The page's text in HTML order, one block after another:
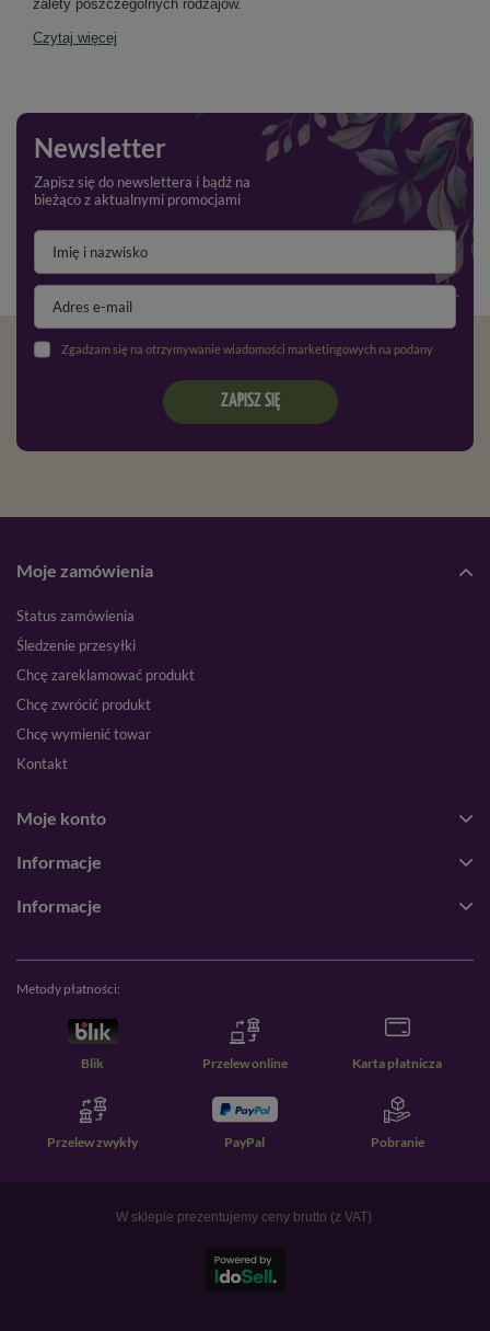
zalety poszczególnych rodzajów.
Czytaj więcej
Newsletter
Zapisz się do newslettera i bądź na
bieżąco z aktualnymi promocjami
Zgadzam się na otrzymywanie wiadomości marketingowych na podany adres e-mail oraz przetwarzanie danych osobowych zgodnie z
ZAPISZ SIĘ
Moje zamówienia
Status zamówienia
Śledzenie przesyłki
Chcę zareklamować produkt
Chcę zwrócić produkt
Chcę wymienić towar
Kontakt
Moje konto
Informacje
Informacje
Metody płatności:
Blik Przelew online Karta płatnicza
Przelew zwykły PayPal Pobranie
W sklepie prezentujemy ceny brutto (z VAT).